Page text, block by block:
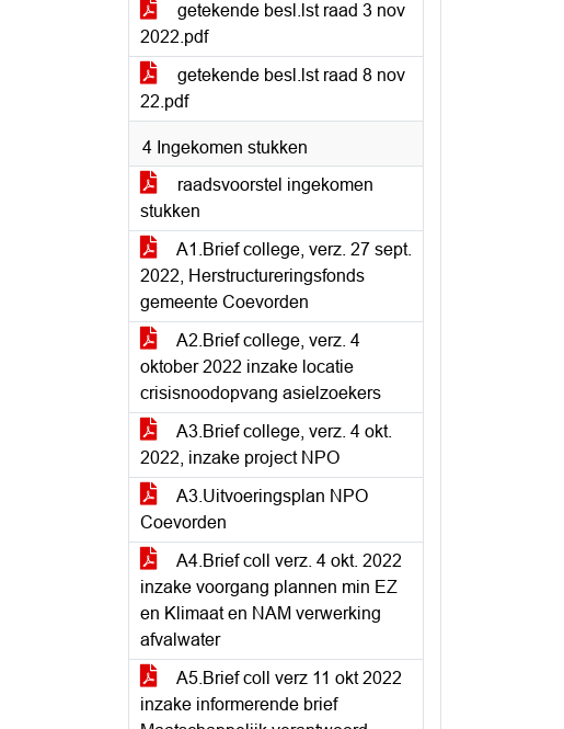
getekende besl.lst raad 3 nov
2022.pdf
getekende besl.lst raad 8 nov
22.pdf
4 Ingekomen stukken
raadsvoorstel ingekomen
stukken
A1.Brief college, verz. 27 sept.
2022, Herstructureringsfonds
gemeente Coevorden
A2.Brief college, verz. 4
oktober 2022 inzake locatie
crisisnoodopvang asielzoekers
A3.Brief college, verz. 4 okt.
2022, inzake project NPO
A3.Uitvoeringsplan NPO
Coevorden
A4.Brief coll verz. 4 okt. 2022
inzake voorgang plannen min EZ
en Klimaat en NAM verwerking
afvalwater
A5.Brief coll verz 11 okt 2022
inzake informerende brief